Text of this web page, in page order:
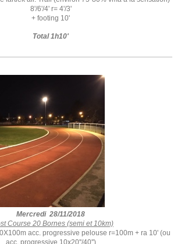
8'/6'/4' r= 4'/3'
+ footing 10'
Total 1h10'
Mercredi 28/11/2018
Course 20 Bornes (semi et 10km)
acc. progressive pelouse r=100m + ra 10' (ou
acc. progressive 10x20''/40'')